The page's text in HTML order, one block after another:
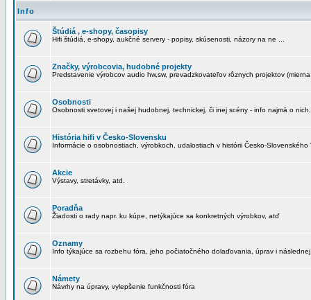
Info
Štúdiá , e-shopy, časopisy
Hifi štúdiá, e-shopy, aukčné servery - popisy, skúsenosti, názory na ne ...
Značky, výrobcovia, hudobné projekty
Predstavenie výrobcov audio hw,sw, prevadzkovateľov rôznych projektov
Osobnosti
Osobnosti svetovej i našej hudobnej, technickej, či inej scény - info najmä o
História hifi v Česko-Slovensku
Informácie o osobnostiach, výrobkoch, udalostiach v histórii Česko-Slovenského
Akcie
Výstavy, stretávky, atd.
Poradňa
Žiadosti o rady napr. ku kúpe, netýkajúce sa konkretných výrobkov, atď
Oznamy
Info týkajúce sa rozbehu fóra, jeho počiatočného dolaďovania, úprav i
Námety
Návrhy na úpravy, vylepšenie funkčnosti fóra